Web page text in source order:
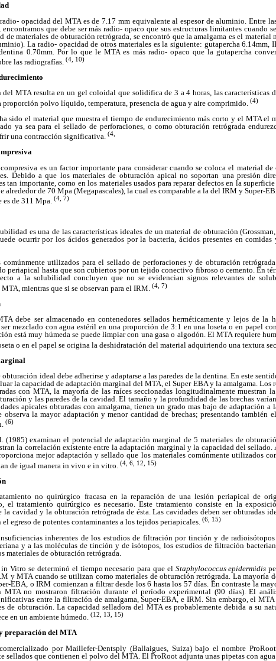
opacidad del MTA es de 7.17 mm equivalente al espesor de aluminio. Entre
que debe ser más radio- opaco que sus estructuras limitantes cuando
de materiales de obturación retrógrada, se encontró que la amalgama es el material
La radio- opacidad de otros materiales es la siguiente: gutapercha 6.14mm,
0.70mm. Por lo que le MTA es más radio- opaco que la gutapercha
las radiografías. (4, 10)
MTA resulta en un gel coloidal que solidifica de 3 a 4 horas, las características
proporción polvo líquido, temperatura, presencia de agua y aire comprimido. (4)
sido el material que muestra el tiempo de endurecimiento más corto y el MTA el
ya sea para el sellado de perforaciones, o como obturación retrógrada
una contracción significativa. (4,
es un factor importante para considerar cuando se coloca el material
Debido a que los materiales de obturación apical no soportan una presión
tan importante, como en los materiales usados para reparar defectos en la
alrededor de 70 Mpa (Megapascales), la cual es comparable a la del IRM y Super-
es de 311 Mpa. (4, 7)
es una de las características ideales de un material de obturación
ocurrir por los ácidos generados por la bacteria, ácidos presentes en
comúnmente utilizados para el sellado de perforaciones y de obturación
periapical hasta que son cubiertos por un tejido conectivo fibroso o cemento. En
a la solubilidad concluyen que no se evidencian signos relevantes de
mientras que si se observan para el IRM. (4, 7)
debe ser almacenado en contenedores sellados herméticamente y lejos de la
mezclado con agua estéril en una proporción de 3:1 en una loseta o en papel
está muy húmeda se puede limpiar con una gasa o algodón. El MTA requiere
o en el papel se origina la deshidratación del material adquiriendo una textura
ideal debe adherirse y adaptarse a las paredes de la dentina. En este
la capacidad de adaptación marginal del MTA, el Super EBA y la amalgama. Los
con MTA, la mayoría de las raíces seccionadas longitudinalmente muestran
y las paredes de la cavidad. El tamaño y la profundidad de las brechas
apicales obturadas con amalgama, tienen un grado mas bajo de adaptación a
observa la mayor adaptación y menor cantidad de brechas; presentando
(6)
(1985) examinan el potencial de adaptación marginal de 5 materiales de
la correlación existente entre la adaptación marginal y la capacidad del sellado.
mejor adaptación y sellado que los materiales comúnmente utilizados
de igual manera in vivo e in vitro. (4, 6, 12, 15)
no quirúrgico fracasa en la reparación de una lesión periapical de
el tratamiento quirúrgico es necesario. Este tratamiento consiste en la
la cavidad y la obturación retrógrada de ésta. Las cavidades deben ser obturadas
el egreso de potentes contaminantes a los tejidos periapicales. (6, 15)
inherentes de los estudios de filtración por tinción y de
y a las moléculas de tinción y de isótopos, los estudios de filtración
materiales de obturación retrógrada.
Vitro se determinó el tiempo necesario para que el Staphylococcus epidermidis
y MTA cuando se utilizan como materiales de obturación retrógrada. La mayoría
EBA, o IRM comienzan a filtrar desde los 6 hasta los 57 días. En contraste la
MTA no mostraron filtración durante el período experimental (90 días). El
entre la filtración de amalgama, Super-EBA, e IRM. Sin embargo, el
de obturación. La capacidad selladora del MTA es probablemente debida a su
en un ambiente húmedo. (12, 13, 15)
preparación del MTA
por Maillefer-Dentsply (Ballaigues, Suiza) bajo el nombre
sellados que contienen el polvo del MTA. El ProRoot adjunta unas pipetas con agua